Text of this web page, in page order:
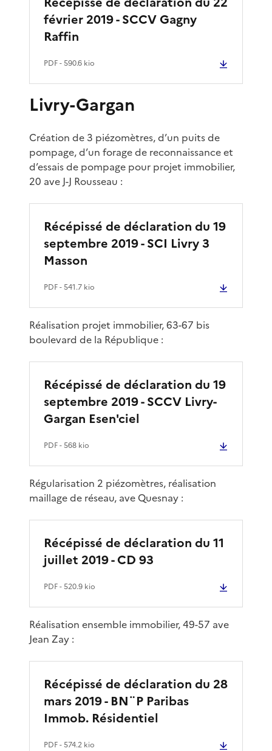
février 2019 - SCCV Gagny
Raffin
PDF- 590.6 kio
Livry-Gargan
Création de 3 piézomètres, d’un puits de
pompage, d’un forage de reconnaissance et
d’essais de pompage pour projet immobilier,
20 ave J-J Rousseau :
Récépissé de déclaration du 19
septembre 2019 - SCI Livry 3
Masson
PDF- 541.7 kio
Réalisation projet immobilier, 63-67 bis
boulevard de la République :
Récépissé de déclaration du 19
septembre 2019 - SCCV Livry-
Gargan Esen'ciel
PDF- 568 kio
Régularisation 2 piézomètres, réalisation
maillage de réseau, ave Quesnay :
Récépissé de déclaration du 11
juillet 2019 - CD 93
PDF- 520.9 kio
Réalisation ensemble immobilier, 49-57 ave
Jean Zay :
Récépissé de déclaration du 28
mars 2019 - BN¨P Paribas
Immob. Résidentiel
PDF- 574.2 kio